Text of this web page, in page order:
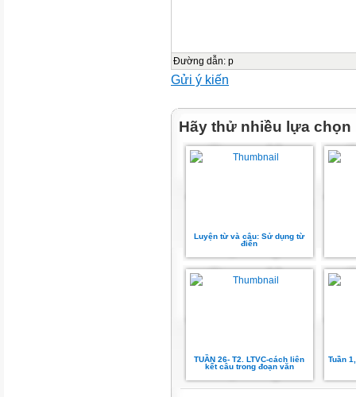
o Theo em, đất có những
sống và phát triển.
NƯỚC
triển vì trong đất có không
dinh dưỡng (chất khoáng,
CHẤT DINH DƯỠNG
(Chất khoáng, mùn,...)
Đường dẫn: p
Gửi ý kiến
Hãy thử nhiều lựa chọn
Luyện từ và câu: Sử dụng từ
điển
TUẦN 26- T2. LTVC-cách liên
kết câu trong đoạn văn
Tuần